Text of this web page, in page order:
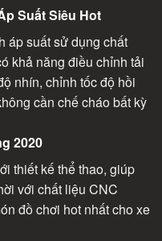
Suất Siêu Hot
áp suất sử dụng chất
khả năng điều chỉnh tải
nhín, chỉnh tốc độ hồi
cần chế cháo bất kỳ
2020
thiết kế thể thao, giúp
với chất liệu CNC
đồ chơi hot nhất cho xe